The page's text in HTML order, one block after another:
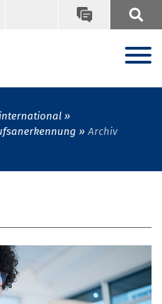
Archiv